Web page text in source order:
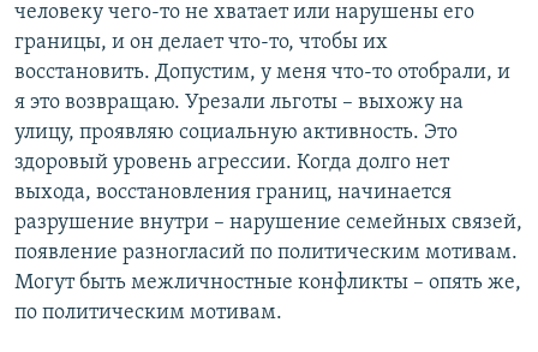
человеку чего-то не хватает или нарушены его
границы, и он делает что-то, чтобы их
восстановить. Допустим, у меня что-то отобрали, и
я это возвращаю. Урезали льготы – выхожу на
улицу, проявляю социальную активность. Это
здоровый уровень агрессии. Когда долго нет
выхода, восстановления границ, начинается
разрушение внутри – нарушение семейных связей,
появление разногласий по политическим мотивам.
Могут быть межличностные конфликты – опять же,
по политическим мотивам.